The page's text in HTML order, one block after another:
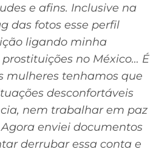
e afins. Inclusive na
das fotos esse perfil
ligando minha
no México… É
mulheres tenhamos que
desconfortáveis
nem trabalhar em paz
enviei documentos
derrubar essa conta e